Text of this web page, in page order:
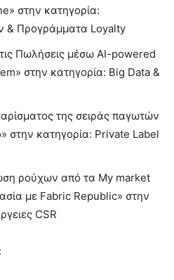
στην κατηγορία:
& Προγράμματα Loyalty
Πωλήσεις μέσω AI-powered
στην κατηγορία: Big Data &
της σειράς παγωτών
στην κατηγορία: Private Label
ρούχων από τα My market
με Fabric Republic» στην
CSR